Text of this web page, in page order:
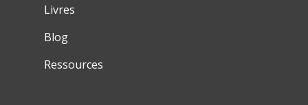
Livres
Blog
Ressources